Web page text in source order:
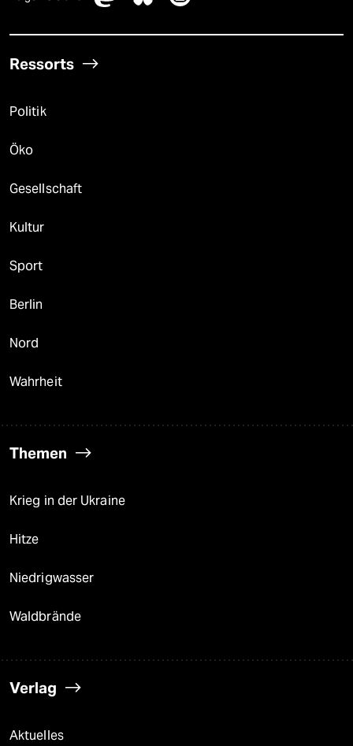
Ressorts
Politik
Öko
Gesellschaft
Kultur
Sport
Berlin
Nord
Wahrheit
Themen
Krieg in der Ukraine
Hitze
Niedrigwasser
Waldbrände
Verlag
Aktuelles